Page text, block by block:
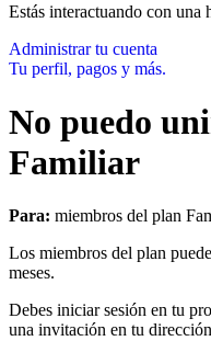
Estás interactuando con
Administrar tu cuenta
Tu perfil, pagos y más.
No puedo
Familiar
Para: miembros del plan
Los miembros del plan
meses.
Debes iniciar sesión en tu
una invitación en tu